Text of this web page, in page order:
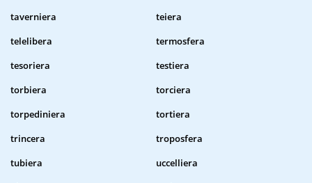
taverniera
teiera
telelibera
termosfera
tesoriera
testiera
torbiera
torciera
torpediniera
tortiera
trincera
troposfera
tubiera
uccelliera